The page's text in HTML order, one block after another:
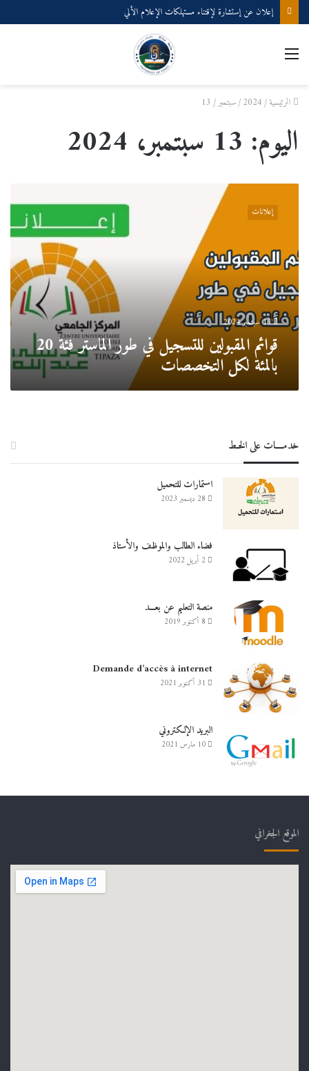
إعلان عن إستشارة لإقتناء مستهلكات الإعلام الألي
القائمة
الرئيسية/
2024
/سبتمبر/
13
اليوم: 13 سبتمبر، 2024
قوائم
طور
الماستر
20
بالمئة
لكل
التخصصات
إعلانات
13 سبتمبر 2024
قوائم المقبولين للتسجيل في طور الماستر فئة 20
بالمئة لكل التخصصات
خدمــــات على الخـط
استمارات للتحميل
28 ديسمبر 2023
فضاء الطالب والموظف والأستاذ
2 أبريل 2022
منصة التعليم عن بعـــد
8 أكتوبر 2019
Demande d’accès à internet
31 أكتوبر 2021
البريد الإلكتروني
10 مارس 2021
الموقع الجغرافي